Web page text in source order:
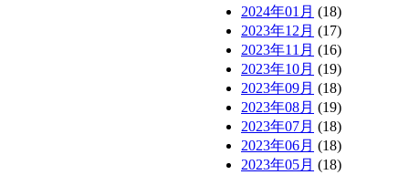
2024年01月 (18)
2023年12月 (17)
2023年11月 (16)
2023年10月 (19)
2023年09月 (18)
2023年08月 (19)
2023年07月 (18)
2023年06月 (18)
2023年05月 (18)